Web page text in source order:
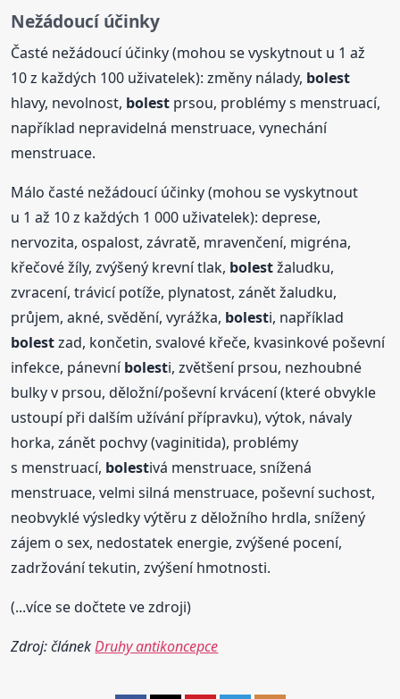
Nežádoucí účinky
Časté nežádoucí účinky (mohou se vyskytnout u 1 až
10 z každých 100 uživatelek): změny nálady, bolest
hlavy, nevolnost, bolest prsou, problémy s menstruací,
například nepravidelná menstruace, vynechání
menstruace.
Málo časté nežádoucí účinky (mohou se vyskytnout
u 1 až 10 z každých 1 000 uživatelek): deprese,
nervozita, ospalost, závratě, mravenčení, migréna,
křečové žíly, zvýšený krevní tlak, bolestžaludku,
zvracení, trávicí potíže, plynatost, zánět žaludku,
průjem, akné, svědění, vyrážka, bolesti, například
bolestzad, končetin, svalové křeče, kvasinkové poševní
infekce, pánevníbolesti, zvětšení prsou, nezhoubné
bulky v prsou, děložní/poševní krvácení (které obvykle
ustoupí při dalším užívání přípravku), výtok, návaly
horka, zánět pochvy (vaginitida), problémy
s menstruací, bolestivá menstruace, snížená
menstruace, velmi silná menstruace, poševní suchost,
neobvyklé výsledky výtěru z děložního hrdla, snížený
zájem o sex, nedostatek energie, zvýšené pocení,
zadržování tekutin, zvýšení hmotnosti.
(...více se dočtete ve zdroji)
Zdroj: článekDruhy antikoncepce